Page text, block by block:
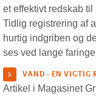
et effektivt redskab
Tidlig registrering af
hurtig indgriben og
ses ved lange
VAND - EN VIGTIG
Artikel i Magasinet